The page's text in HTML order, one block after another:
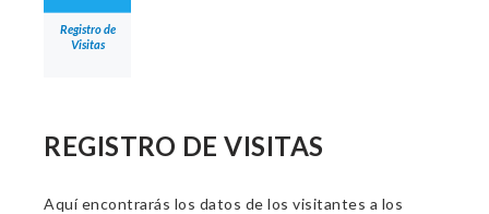
Registro de
Visitas
REGISTRO DE VISITAS
Aquí encontrarás los datos de los visitantes a los